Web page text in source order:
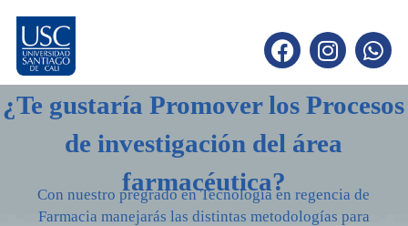
Con nuestro pregrado en Tecnología en regencia de
Farmacia manejarás las distintas metodologías para
¿Te gustaría Promover los Procesos
de investigación del área
farmacéutica?